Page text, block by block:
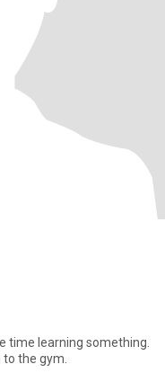
to the gym.